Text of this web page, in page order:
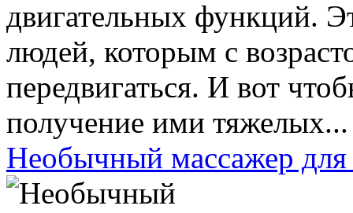
двигательных функций.
людей, которым с
передвигаться. И вот
получение ими тяжелых...
Необычный массажер для